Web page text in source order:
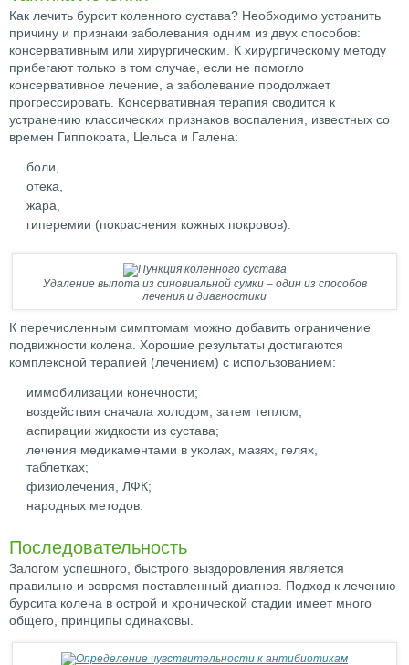
Как лечить бурсит коленного сустава? Необходимо устранить
причину и признаки заболевания одним из двух способов:
консервативным или хирургическим. К хирургическому методу
прибегают только в том случае, если не помогло
консервативное лечение, а заболевание продолжает
прогрессировать. Консервативная терапия сводится к
устранению классических признаков воспаления, известных со
времен Гиппократа, Цельса и Галена:
боли,
отека,
жара,
гиперемии (покраснения кожных покровов).
Удаление выпота из синовиальной сумки – один из способов
лечения и диагностики
К перечисленным симптомам можно добавить ограничение
подвижности колена. Хорошие результаты достигаются
комплексной терапией (лечением) с использованием:
иммобилизации конечности;
воздействия сначала холодом, затем теплом;
аспирации жидкости из сустава;
лечения медикаментами в уколах, мазях, гелях,
таблетках;
физиолечения, ЛФК;
народных методов.
Последовательность
Залогом успешного, быстрого выздоровления является
правильно и вовремя поставленный диагноз. Подход к лечению
бурсита колена в острой и хронической стадии имеет много
общего, принципы одинаковы.